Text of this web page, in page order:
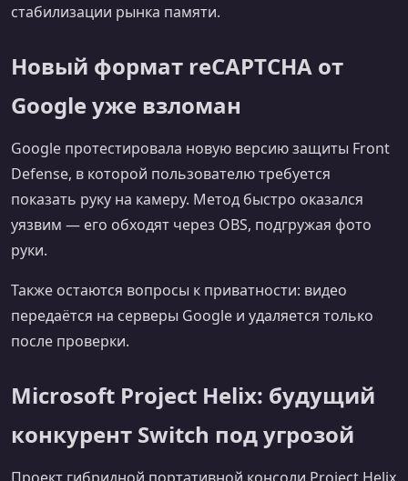
стабилизации рынка памяти.
Новый формат reCAPTCHA от
Google уже взломан
Google протестировала новую версию защиты Front
Defense, в которой пользователю требуется
показать руку на камеру. Метод быстро оказался
уязвим — его обходят через OBS, подгружая фото
руки.
Также остаются вопросы к приватности: видео
передаётся на серверы Google и удаляется только
после проверки.
Microsoft Project Helix: будущий
конкурент Switch под угрозой